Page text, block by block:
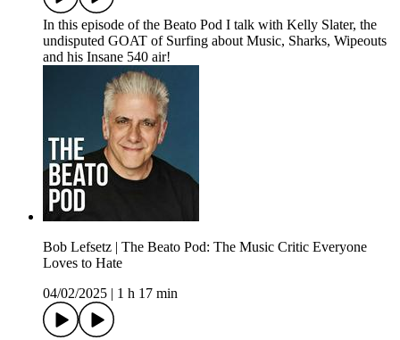
In this episode of the Beato Pod I talk with Kelly Slater, the
undisputed GOAT of Surfing about Music, Sharks, Wipeouts
and his Insane 540 air!
Bob Lefsetz | The Beato Pod: The Music Critic Everyone
Loves to Hate
04/02/2025
1 h 17 min